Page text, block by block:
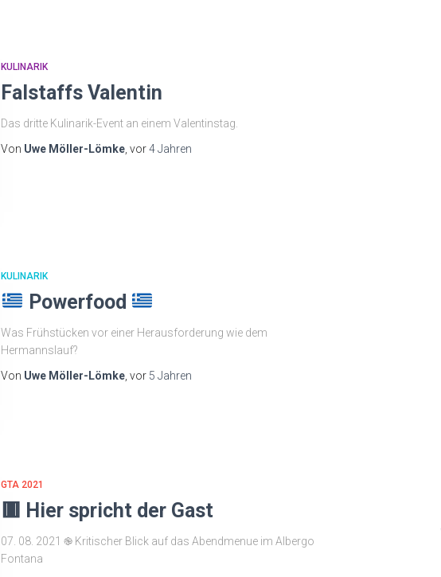
KULINARIK
Falstaffs Valentin
Das dritte Kulinarik-Event an einem Valentinstag.
Von Uwe Möller-Lömke , vor4 Jahren
KULINARIK
Powerfood
Was Frühstücken vor einer Herausforderung wie dem
Hermannslauf?
Von Uwe Möller-Lömke , vor 5 Jahren
GTA 2021
🟥 Hier spricht der Gast
07. 08. 2021 ֎ Kritischer Blick auf das Abendmenue im Albergo
Fontana